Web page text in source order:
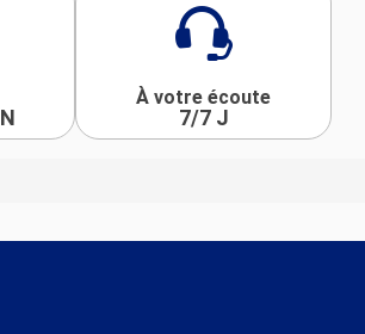
À votre écoute
7/7 J